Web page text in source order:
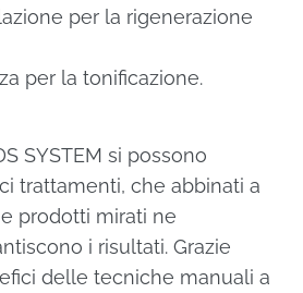
per la rigenerazione
per la tonificazione.
SYSTEM si possono
trattamenti, che abbinati a
prodotti mirati ne
i risultati. Grazie
delle tecniche manuali a